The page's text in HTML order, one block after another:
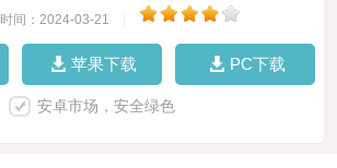
时间：2024-03-21
苹果下载 PC下载
安卓市场，安全绿色